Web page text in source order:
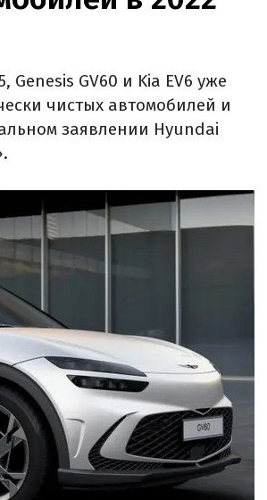
GV60 и Kia EV6 уже
чистых автомобилей и
заявлении Hyundai